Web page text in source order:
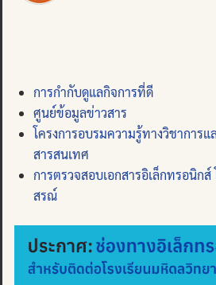
การกำกับดูแลกิจการที่ดี
ศูนย์ข้อมูลข่าวสาร
โครงการอบรมความรู้ทางวิชาการแ
สารสนเทศ
การตรวจสอบเอกสารอิเล็กทรอนิก
สรณ์